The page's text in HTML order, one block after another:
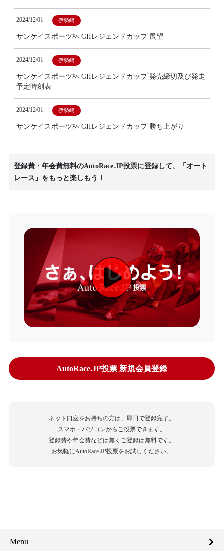
2024/12/01 伊勢崎
サンケイスポーツ杯 GIIレジェンドカップ 展望
2024/12/01 伊勢崎
サンケイスポーツ杯 GIIレジェンドカップ 発売締切及び発走
予定時刻表
2024/12/01 伊勢崎
サンケイスポーツ杯 GIIレジェンドカップ 勝ち上がり
登録費・年会費無料のAutoRace.JP投票に登録して、「オート
レース」をもっと楽しもう！
AutoRace.JP投票 新規会員登録
ネット口座をお持ちの方は、即日で登録完了。
スマホ・パソコンからご投票できます。
登録費や年会費などは無くご登録は無料です。
お気軽にAutoRace.JP投票をお試しください。
Menu